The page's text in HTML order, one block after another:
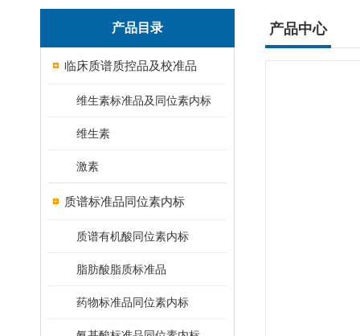
产品目录
临床质谱质控品及校准品
维生素标准品及同位素内标
维生素
激素
质谱标准品同位素内标
质谱有机酸同位素内标
脂肪酸脂质标准品
药物标准品同位素内标
产品中心